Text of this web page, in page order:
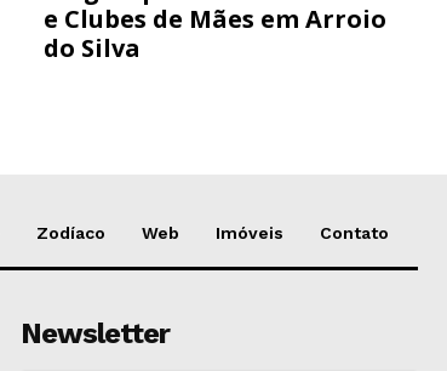
e Clubes de Mães em Arroio
do Silva
Zodíaco Web Imóveis Contato
Newsletter